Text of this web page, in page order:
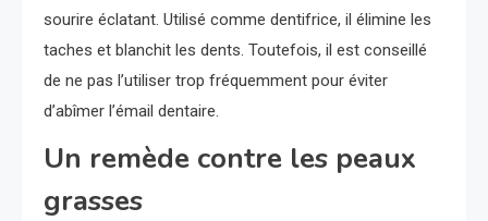
sourire éclatant. Utilisé comme dentifrice, il élimine les
taches et blanchit les dents. Toutefois, il est conseillé
de ne pas l’utiliser trop fréquemment pour éviter
d’abîmer l’émail dentaire.
Un remède contre les peaux
grasses